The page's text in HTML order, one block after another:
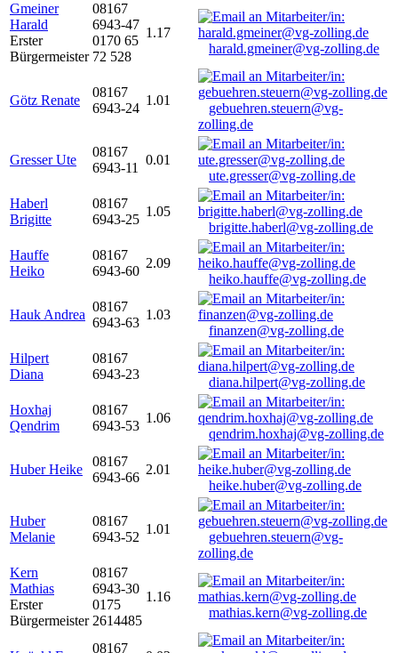
Gmeiner
Harald
Erster
Bürgermeister
08167
6943-47
0170 65
72 528
1.17
harald.gmeiner@vg-zolling.de
Götz Renate
08167
6943-24
1.01
gebuehren.steuern@vg-
zolling.de
Gresser Ute
08167
6943-11
0.01
ute.gresser@vg-zolling.de
Haberl
Brigitte
08167
6943-25
1.05
brigitte.haberl@vg-zolling.de
Hauffe
Heiko
08167
6943-60
2.09
heiko.hauffe@vg-zolling.de
Hauk Andrea
08167
6943-63
1.03
finanzen@vg-zolling.de
Hilpert
Diana
08167
6943-23
diana.hilpert@vg-zolling.de
Hoxhaj
Qendrim
08167
6943-53
1.06
qendrim.hoxhaj@vg-zolling.de
Huber Heike
08167
6943-66
2.01
heike.huber@vg-zolling.de
Huber
Melanie
08167
6943-52
1.01
gebuehren.steuern@vg-
zolling.de
Kern
Mathias
Erster
Bürgermeister
08167
6943-30
0175
2614485
1.16
mathias.kern@vg-zolling.de
08167